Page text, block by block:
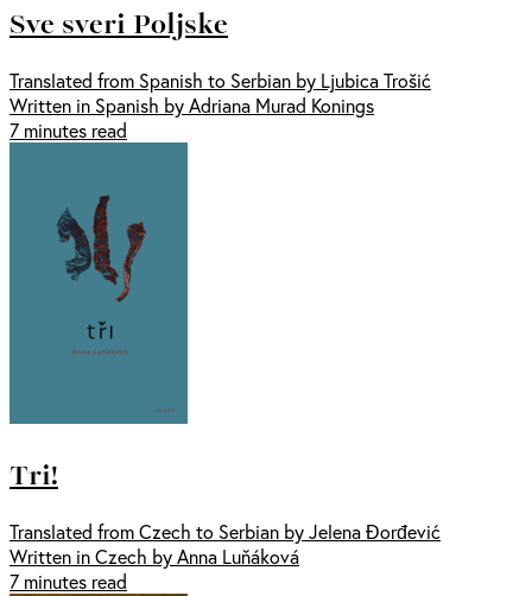
Sve sveri Poljske
Translated from Spanish to Serbian by Ljubica Trošić
Written in Spanish by Adriana Murad Konings
7 minutes read
Tri!
Translated from Czech to Serbian by Jelena Đorđević
Written in Czech by Anna Luňáková
7 minutes read